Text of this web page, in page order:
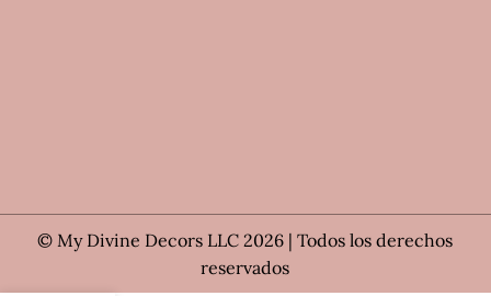
© My Divine Decors LLC 2026 | Todos los derechos
reservados